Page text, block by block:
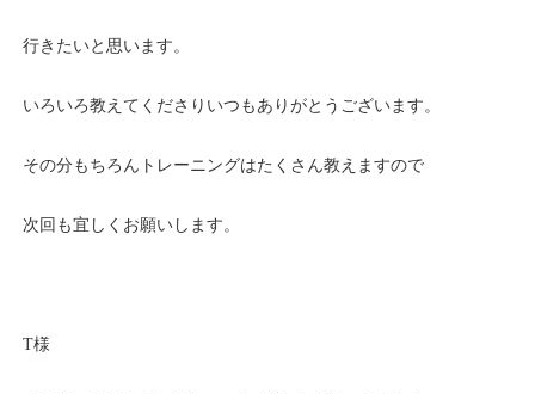
行きたいと思います。
いろいろ教えてくださりいつもありがとうございます。
その分もちろんトレーニングはたくさん教えますので
次回も宜しくお願いします。
T様